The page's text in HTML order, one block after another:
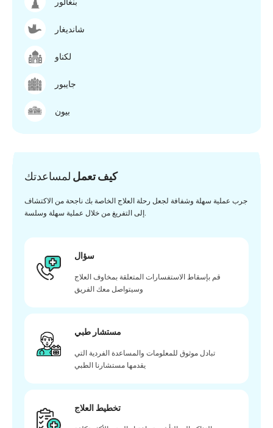
شانديغار
لكناو
جايبور
بيون
كيف تعمل لمساعدتك
جرب عملية سهلة وشفافة لجعل رحلة العلاج الخاصة بك ناجحة من الاكتشاف
إلى التفريغ من خلال عملية سهلة وسلسة.
سؤال
قم بإسقاط الاستفسارات المتعلقة بمخاوف العلاج
وسيتواصل معك الفريق
مستشار طبي
تبادل موثوق للمعلومات والمساعدة الفردية التي
يقدمها مستشارنا الطبي
تخطيط العلاج